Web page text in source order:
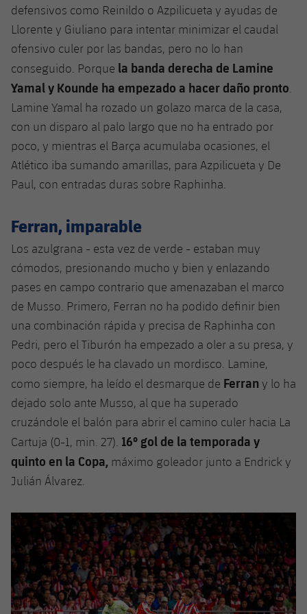
Jugadores
Calendario
Resultados
Clasificaciones
Fotos
Noticias
Voleibol masculino
Voleibol femenino
Apúntate a las amateurs
plusicon
más
Apúntate a las amateurs
Carnet de las Secciones Amateurs
PLUSICON
MÁS
League of Legends
VALORANT Rising
VALORANT Game Changers
defensivos como Reinildo o Azpilicueta y ayudas de
Llorente y Giuliano para intentar minimizar el caudal
ofensivo culer por las bandas, pero no lo han
conseguido. Porque la banda derecha de Lamine
Yamal y Kounde ha empezado a hacer daño pronto
Lamine Yamal ha rozado un golazo marca de la casa,
con un disparo al palo largo que no ha entrado por
poco, y mientras el Barça acumulaba ocasiones, el
Atlético iba sumando amarillas, para Azpilicueta y De
Paul, con entradas duras sobre Raphinha.
Ferran, imparable
Los azulgrana - esta vez de verde - estaban muy
cómodos, presionando mucho y bien y enlazando
pases en campo contrario que amenazaban el marco
de Musso. Primero, Ferran no ha podido definir bien
una combinación rápida y precisa de Raphinha con
Pedri, pero el Tiburón ha empezado a oler a su presa, y
poco después le ha clavado un mordisco. Lamine,
como siempre, ha leído el desmarque de Ferran y lo ha
dejado solo ante Musso, al que ha superado
cruzándole el balón para abrir el camino culer hacia La
Cartuja (0-1, min. 27). 16º gol de la temporada y
quinto en la Copa, máximo goleador junto a Endrick y
Julián Álvarez.